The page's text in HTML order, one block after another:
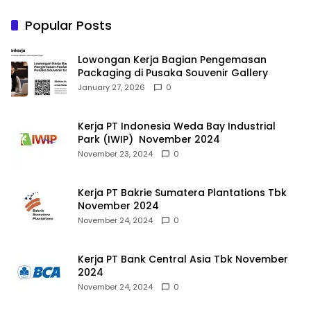
Popular Posts
Lowongan Kerja Bagian Pengemasan
Packaging di Pusaka Souvenir Gallery
January 27, 2026 0
Kerja PT Indonesia Weda Bay Industrial
Park (IWIP) November 2024
November 23, 2024 0
Kerja PT Bakrie Sumatera Plantations Tbk
November 2024
November 24, 2024 0
Kerja PT Bank Central Asia Tbk November
2024
November 24, 2024 0